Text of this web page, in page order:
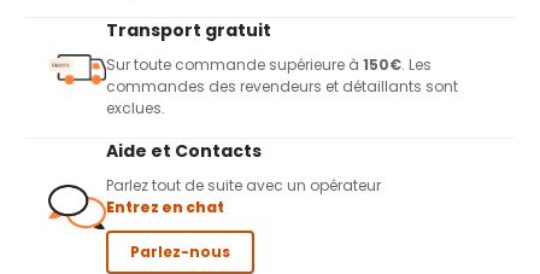
Transport gratuit
Sur toute commande supérieure à 150€. Les
commandes des revendeurs et détaillants sont
exclues.
Aide et Contacts
Parlez tout de suite avec un opérateur
Entrez en chat
Parlez-nous